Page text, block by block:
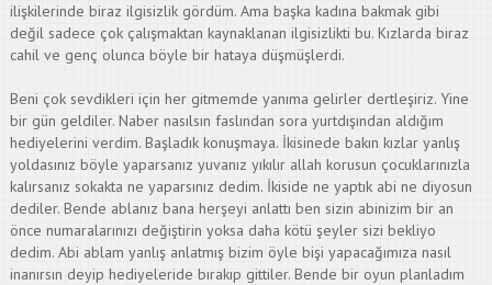
ilişkilerinde biraz ilgisizlik gördüm. Ama başka kadına bakmak gibi
değil sadece çok çalışmaktan kaynaklanan ilgisizlikti bu. Kızlarda biraz
cahil ve genç olunca böyle bir hataya düşmüşlerdi.
Beni çok sevdikleri için her gitmemde yanıma gelirler dertleşiriz. Yine
bir gün geldiler. Naber nasılsın faslından sora yurtdışından aldığım
hediyelerini verdim. Başladık konuşmaya. İkisinede bakın kızlar yanlış
yoldasınız böyle yaparsanız yuvanız yıkılır allah korusun çocuklarınızla
kalırsanız sokakta ne yaparsınız dedim. İkiside ne yaptık abi ne diyosun
dediler. Bende ablanız bana herşeyi anlattı ben sizin abinizim bir an
önce numaralarınızı değiştirin yoksa daha kötü şeyler sizi bekliyo
dedim. Abi ablam yanlış anlatmış bizim öyle bişi yapacağımıza nasıl
inanırsın deyip hediyeleride bırakıp gittiler. Bende bir oyun planladım